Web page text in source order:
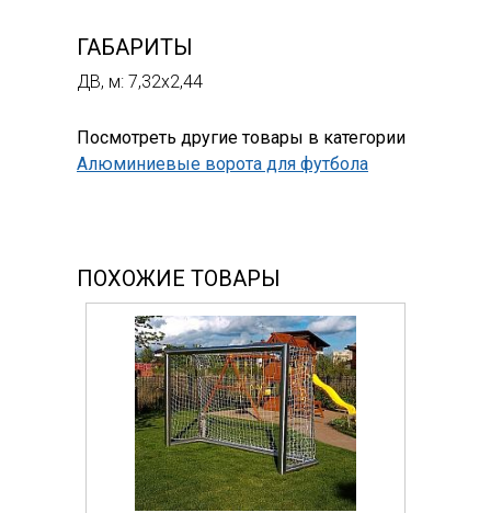
ГАБАРИТЫ
ДВ, м: 7,32x2,44
Посмотреть другие товары в категории
Алюминиевые ворота для футбола
ПОХОЖИЕ ТОВАРЫ